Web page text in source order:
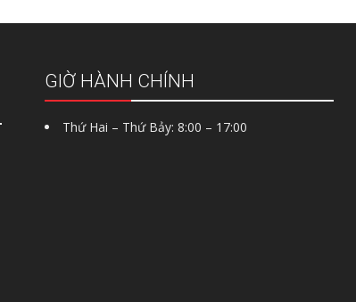
GIỜ HÀNH CHÍNH
Thứ Hai – Thứ Bảy: 8:00 – 17:00